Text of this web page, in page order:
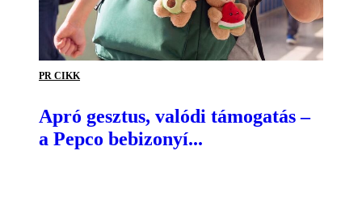
PR CIKK
Apró gesztus, valódi támogatás –
a Pepco bebizonyí...